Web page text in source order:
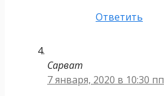
Ответить
Сарват
7 января, 2020 в 10:30 пп